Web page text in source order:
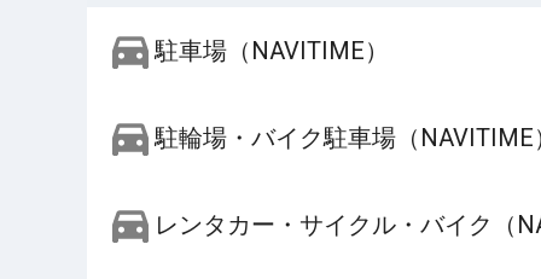
駐車場（NAVITIME）
駐輪場・バイク駐車場（NAVITIME
レンタカー・サイクル・バイク（